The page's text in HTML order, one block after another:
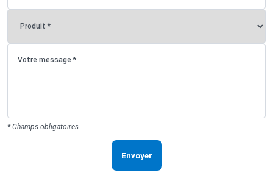
* Champs obligatoires
Envoyer